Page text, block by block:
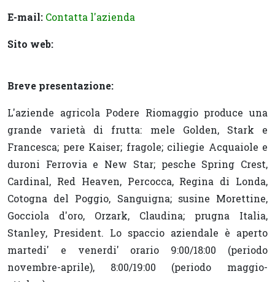
E-mail: Contatta l'azienda
Sito web:
Breve presentazione:
L'aziende agricola Podere Riomaggio produce una
grande varietà di frutta: mele Golden, Stark e
Francesca; pere Kaiser; fragole; ciliegie Acquaiole e
duroni Ferrovia e New Star; pesche Spring Crest,
Cardinal, Red Heaven, Percocca, Regina di Londa,
Cotogna del Poggio, Sanguigna; susine Morettine,
Gocciola d'oro, Orzark, Claudina; prugna Italia,
Stanley, President. Lo spaccio aziendale è aperto
martedi' e venerdi' orario 9:00/18:00 (periodo
novembre-aprile), 8:00/19:00 (periodo maggio-